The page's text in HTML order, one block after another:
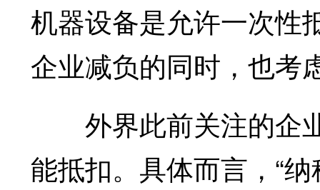
机器设备是允许一次性
企业减负的同时，也考
外界此前关注的企
能抵扣。具体而言，“